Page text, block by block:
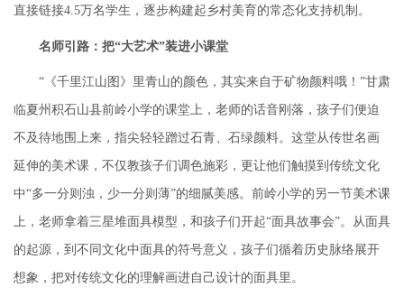
直接链接4.5万名学生，逐步构建起乡村美育的常态化支持机制。
名师引路：把“大艺术”装进小课堂
“《千里江山图》里青山的颜色，其实来自于矿物颜料哦！”甘肃
临夏州积石山县前岭小学的课堂上，老师的话音刚落，孩子们便迫
不及待地围上来，指尖轻轻蹭过石青、石绿颜料。这堂从传世名画
延伸的美术课，不仅教孩子们调色施彩，更让他们触摸到传统文化
中“多一分则浊，少一分则薄”的细腻美感。前岭小学的另一节美术课
上，老师拿着三星堆面具模型，和孩子们开起“面具故事会”。从面具
的起源，到不同文化中面具的符号意义，孩子们循着历史脉络展开
想象，把对传统文化的理解画进自己设计的面具里。